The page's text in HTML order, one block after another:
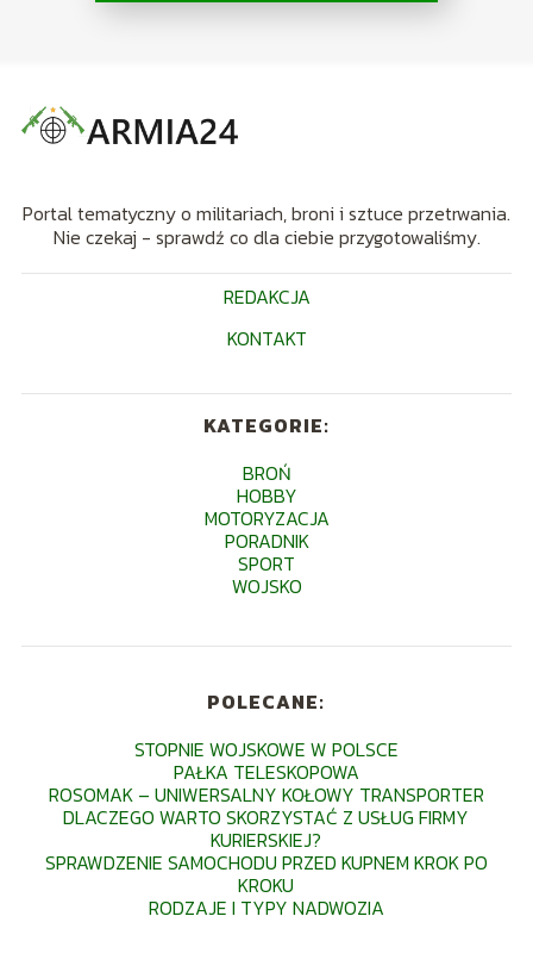
Portal tematyczny o militariach, broni i sztuce przetrwania.
Nie czekaj - sprawdź co dla ciebie przygotowaliśmy.
REDAKCJA
KONTAKT
KATEGORIE:
BROŃ
HOBBY
MOTORYZACJA
PORADNIK
SPORT
WOJSKO
POLECANE:
STOPNIE WOJSKOWE W POLSCE
PAŁKA TELESKOPOWA
ROSOMAK – UNIWERSALNY KOŁOWY TRANSPORTER
DLACZEGO WARTO SKORZYSTAĆ Z USŁUG FIRMY
KURIERSKIEJ?
SPRAWDZENIE SAMOCHODU PRZED KUPNEM KROK PO
KROKU
RODZAJE I TYPY NADWOZIA